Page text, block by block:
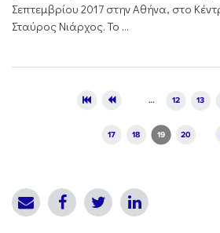
Σεπτεμβρίου 2017 στην Αθήνα, στο
Σταύρος Νιάρχος. Το ...
… 12 13
17 18 19 20